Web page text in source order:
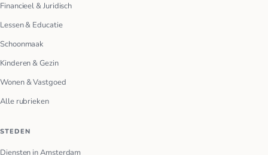
Financieel & Juridisch
Lessen & Educatie
Schoonmaak
Kinderen & Gezin
Wonen & Vastgoed
Alle rubrieken
STEDEN
Diensten in Amsterdam